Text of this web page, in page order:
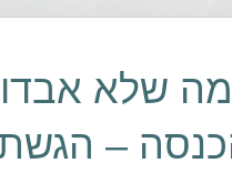
שלא
–